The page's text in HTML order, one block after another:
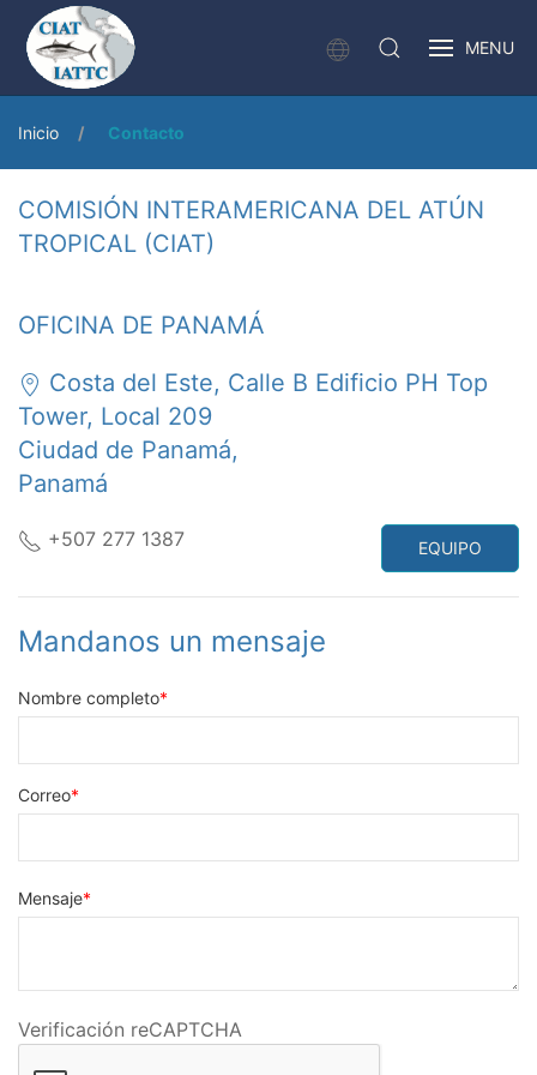
MENU
Inicio Contacto
COMISIÓN INTERAMERICANA DEL ATÚN
TROPICAL (CIAT)
OFICINA DE PANAMÁ
Costa del Este, Calle B Edificio PH Top
Tower, Local 209
Ciudad de Panamá,
Panamá
+507 277 1387 EQUIPO
Mandanos un mensaje
Nombre completo
Correo
Mensaje
Verificación reCAPTCHA